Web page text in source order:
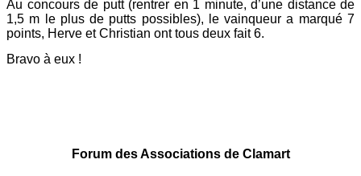
Au concours de putt (rentrer en 1 minute, d’une distance de
1,5 m le plus de putts possibles), le vainqueur a marqué 7
points, Herve et Christian ont tous deux fait 6.
Bravo à eux !
Forum des Associations de Clamart